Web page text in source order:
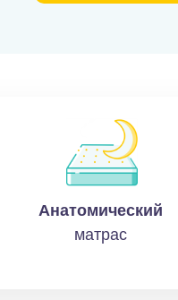
Анатомический
матрас